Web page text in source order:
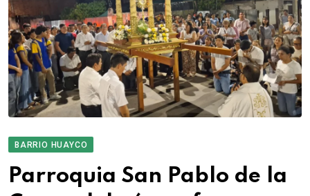
BARRIO HUAYCO
Parroquia San Pablo de la